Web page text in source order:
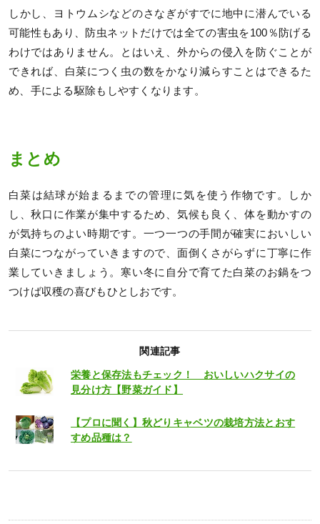
しかし、ヨトウムシなどのさなぎがすでに地中に潜んでいる
可能性もあり、防虫ネットだけでは全ての害虫を100％防げる
わけではありません。とはいえ、外からの侵入を防ぐことが
できれば、白菜につく虫の数をかなり減らすことはできるた
め、手による駆除もしやすくなります。
まとめ
白菜は結球が始まるまでの管理に気を使う作物です。しか
し、秋口に作業が集中するため、気候も良く、体を動かすの
が気持ちのよい時期です。一つ一つの手間が確実においしい
白菜につながっていきますので、面倒くさがらずに丁寧に作
業していきましょう。寒い冬に自分で育てた白菜のお鍋をつ
つけば収穫の喜びもひとしおです。
関連記事
栄養と保存法もチェック！ おいしいハクサイの
見分け方【野菜ガイド】
【プロに聞く】秋どりキャベツの栽培方法とおす
すめ品種は？